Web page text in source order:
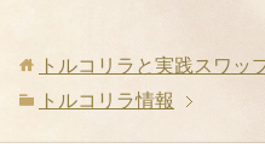
トルコリラと実践スワッ
トルコリラ情報